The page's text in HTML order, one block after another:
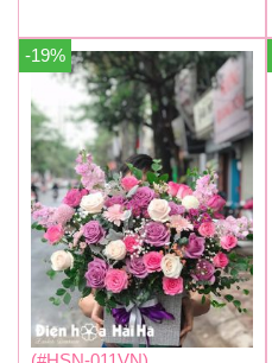
-19%